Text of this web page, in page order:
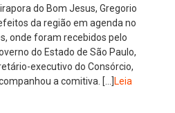
do Bom Jesus, Gregorio
da região em agenda no
onde foram recebidos pelo
do Estado de São Paulo,
executivo do Consórcio,
a comitiva. […]Leia